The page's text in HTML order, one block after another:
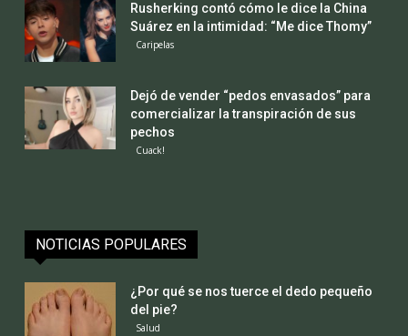
Rusherking contó cómo le dice la China
Suárez en la intimidad: “Me dice Thomy”
Caripelas
Dejó de vender “pedos envasados” para
comercializar la transpiración de sus
pechos
Cuack!
NOTICIAS POPULARES
¿Por qué se nos tuerce el dedo pequeño
del pie?
Salud